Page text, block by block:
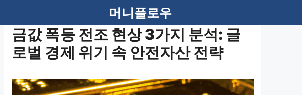
머니플로우
금값 폭등 전조 현상 3가지 분석: 글
로벌 경제 위기 속 안전자산 전략